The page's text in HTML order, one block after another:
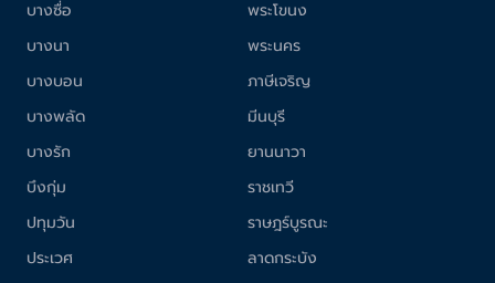
บางซื่อ
บางนา
บางบอน
บางพลัด
บางรัก
บึงกุ่ม
ปทุมวัน
ประเวศ
พระโขนง
พระนคร
ภาษีเจริญ
มีนบุรี
ยานนาวา
ราชเทวี
ราษฎร์บูรณะ
ลาดกระบัง